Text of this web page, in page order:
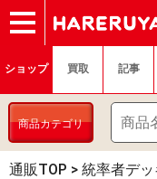
ショップ
買取
記事
デッキ検索
デッキ構築
選手一覧
店舗一覧
イベント
ヘルプ
お問い合わせ
ショップ 買取 記事
商品カテゴリ
通販TOP > 統率者デ